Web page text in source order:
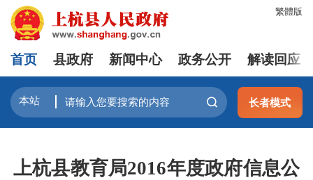
繁體版
首页 县政府 新闻中心 政务公开 解读回应
长者模式
上杭县教育局2016年度政府信息公